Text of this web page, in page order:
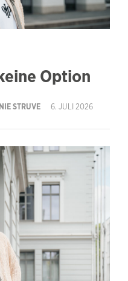
Option
STRUVE 6. JULI 2026